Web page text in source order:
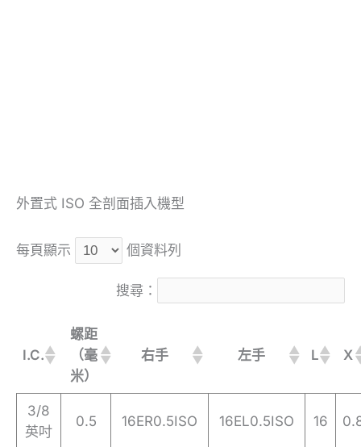
外置式 ISO 全剖面插入機型
每頁顯示 個資料列
搜尋：
I.C.
螺距
（毫
米）
右手 左手 L X
3/8
英吋
0.5 16ER0.5ISO 16EL0.5ISO 16